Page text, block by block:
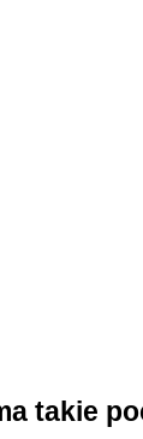
takie